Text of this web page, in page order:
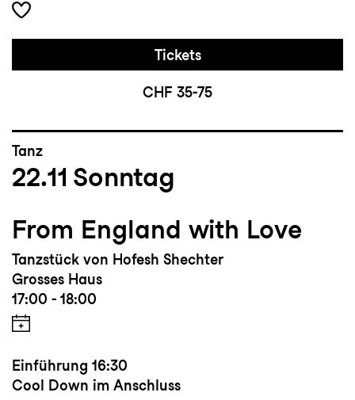
Tickets
CHF 35-75
Tanz
22.11 Sonntag
From England with Love
Tanzstück von Hofesh Shechter
Grosses Haus
17:00 - 18:00
Einführung 16:30
Cool Down im Anschluss